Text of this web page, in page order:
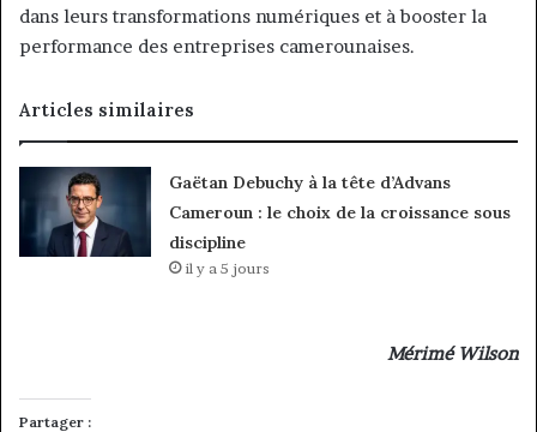
dans leurs transformations numériques et à booster la
performance des entreprises camerounaises.
Articles similaires
Gaëtan Debuchy à la tête d’Advans
Cameroun : le choix de la croissance sous
discipline
il y a 5 jours
Mérimé Wilson
Partager :